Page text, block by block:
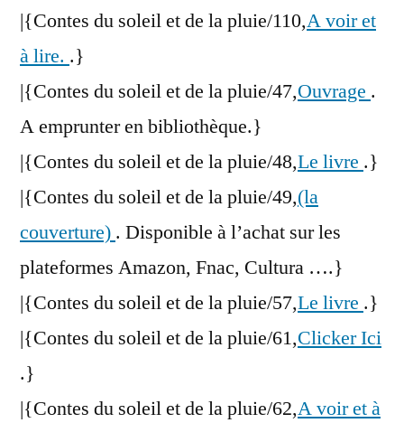
|{Contes du soleil et de la pluie/110,A voir et
à lire. .}
|{Contes du soleil et de la pluie/47,Ouvrage .
A emprunter en bibliothèque.}
|{Contes du soleil et de la pluie/48,Le livre .}
|{Contes du soleil et de la pluie/49,(la
couverture) . Disponible à l’achat sur les
plateformes Amazon, Fnac, Cultura ….}
|{Contes du soleil et de la pluie/57,Le livre .}
|{Contes du soleil et de la pluie/61,Clicker Ici
.}
|{Contes du soleil et de la pluie/62,A voir et à